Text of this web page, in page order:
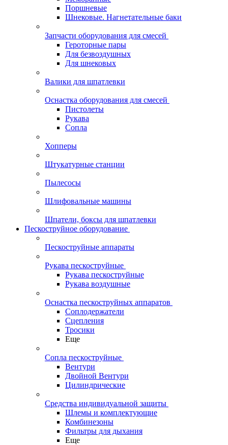
Поршневые
Шнековые. Нагнетательные баки
Запчасти оборудования для смесей
Героторные пары
Для безвоздушных
Для шнековых
Валики для шпатлевки
Оснастка оборудования для смесей
Пистолеты
Рукава
Сопла
Хопперы
Штукатурные станции
Пылесосы
Шлифовальные машины
Шпатели, боксы для шпатлевки
Пескоструйное оборудование
Пескоструйные аппараты
Рукава пескоструйные
Рукава пескоструйные
Рукава воздушные
Оснастка пескоструйных аппаратов
Соплодержатели
Сцепления
Тросики
Еще
Сопла пескоструйные
Вентури
Двойной Вентури
Цилиндрические
Средства индивидуальной защиты
Шлемы и комплектующие
Комбинезоны
Фильтры для дыхания
Еще